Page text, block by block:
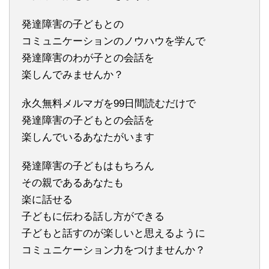
発達障害の子どもとの
コミュニケーションのノウハウを学んで
発達障害のわが子との会話を
楽しんでみませんか？
永久無料メルマガを99日間読むだけで
発達障害の子どもとの会話を
楽しんでいるあなたがいます
発達障害の子どもはもちろん
その親であるあなたも
楽に話せる
子どもに伝わる話し方ができる
子どもと話すのが楽しいと思えるように
コミュニケーション力をつけませんか？